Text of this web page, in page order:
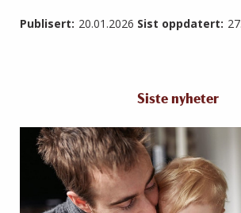
Publisert: 20.01.2026 Sist oppdatert:
Siste nyheter